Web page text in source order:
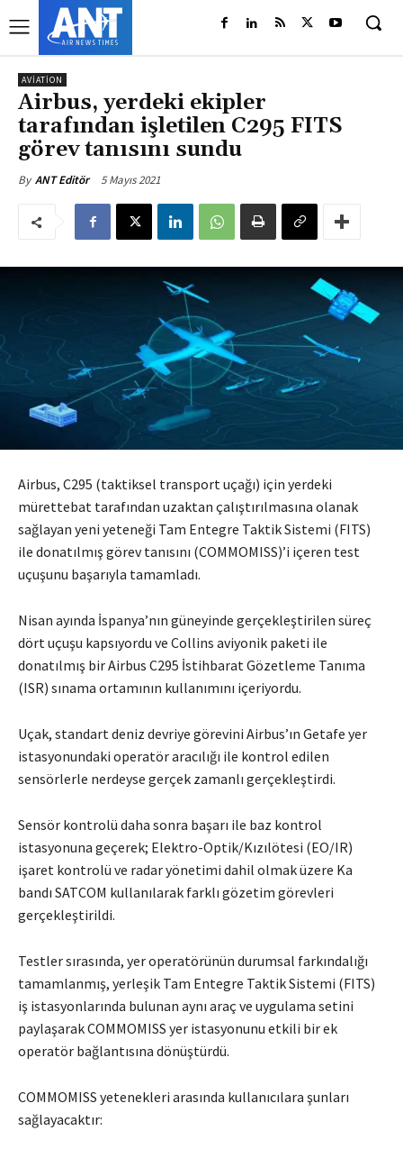
AVIATION
Airbus, yerdeki ekipler
tarafından işletilen C295 FITS
görev tanısını sundu
By ANT Editör 5 Mayıs 2021
Airbus, C295 (taktiksel transport uçağı) için yerdeki
mürettebat tarafından uzaktan çalıştırılmasına olanak
sağlayan yeni yeteneği Tam Entegre Taktik Sistemi (FITS)
ile donatılmış görev tanısını (COMMOMISS)’i içeren test
uçuşunu başarıyla tamamladı.
Nisan ayında İspanya’nın güneyinde gerçekleştirilen süreç
dört uçuşu kapsıyordu ve Collins aviyonik paketi ile
donatılmış bir Airbus C295 İstihbarat Gözetleme Tanıma
(ISR) sınama ortamının kullanımını içeriyordu.
Uçak, standart deniz devriye görevini Airbus’ın Getafe yer
istasyonundaki operatör aracılığı ile kontrol edilen
sensörlerle nerdeyse gerçek zamanlı gerçekleştirdi.
Sensör kontrolü daha sonra başarı ile baz kontrol
istasyonuna geçerek; Elektro-Optik/Kızılötesi (EO/IR)
işaret kontrolü ve radar yönetimi dahil olmak üzere Ka
bandı SATCOM kullanılarak farklı gözetim görevleri
gerçekleştirildi.
Testler sırasında, yer operatörünün durumsal farkındalığı
tamamlanmış, yerleşik Tam Entegre Taktik Sistemi (FITS)
iş istasyonlarında bulunan aynı araç ve uygulama setini
paylaşarak COMMOMISS yer istasyonunu etkili bir ek
operatör bağlantısına dönüştürdü.
COMMOMISS yetenekleri arasında kullanıcılara şunları
sağlayacaktır: